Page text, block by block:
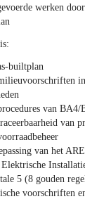
werken
builtplan
van BA4/
van
van het
5 (8 gouden
voorschriften